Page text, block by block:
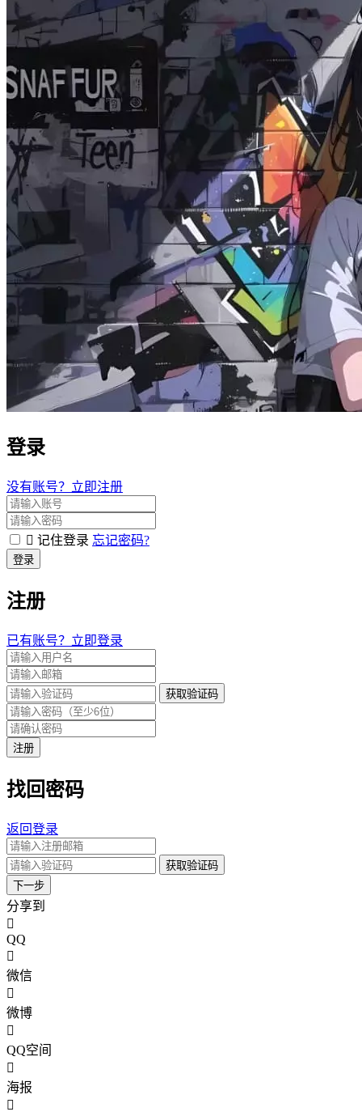
登录
没有账号？立即注册
记住登录 忘记密码?
登录
注册
已有账号？立即登录
获取验证码
注册
找回密码
返回登录
获取验证码
下一步
分享到
QQ
微信
微博
QQ空间
海报